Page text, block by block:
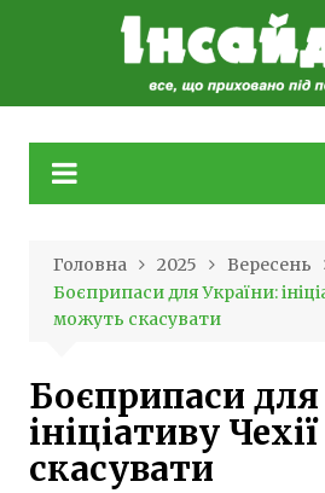
Головна 2025 Вересень
Боєприпаси для України:
можуть скасувати
Боєприпаси для
ініціативу
скасувати